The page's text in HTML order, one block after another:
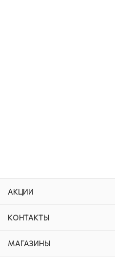
АКЦИИ
КОНТАКТЫ
МАГАЗИНЫ